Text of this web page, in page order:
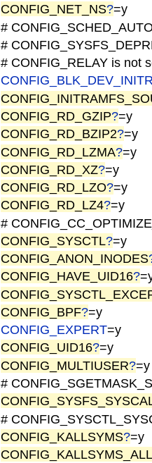
CONFIG_NET_NS?=y
#
#
# CONFIG_RELAY is not
CONFIG_RD_GZIP?=y
CONFIG_RD_BZIP2?=y
CONFIG_RD_LZMA?=y
CONFIG_RD_XZ?=y
CONFIG_RD_LZO?=y
CONFIG_RD_LZ4?=y
#
CONFIG_SYSCTL?=y
CONFIG_ANON_INODES
CONFIG_HAVE_UID16?
CONFIG_BPF?=y
CONFIG_EXPERT=y
CONFIG_UID16?=y
CONFIG_MULTIUSER?=y
#
#
CONFIG_KALLSYMS?=y